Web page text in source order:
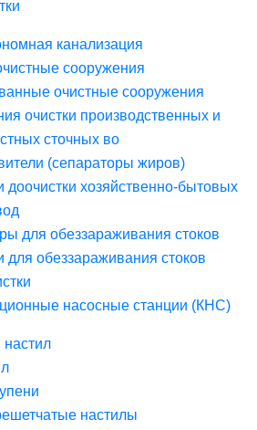
канализация
сооружения
очистные сооружения
очистки производственных и
сточных во
(сепараторы жиров)
доочистки хозяйственно-бытовых
для обеззараживания стоков
для обеззараживания стоков
насосные станции (КНС)
настилы